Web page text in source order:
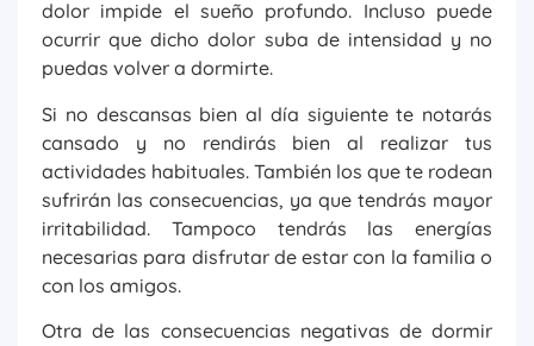
dolor impide el sueño profundo. Incluso puede
ocurrir que dicho dolor suba de intensidad y no
puedas volver a dormirte.
Si no descansas bien al día siguiente te notarás
cansado y no rendirás bien al realizar tus
actividades habituales. También los que te rodean
sufrirán las consecuencias, ya que tendrás mayor
irritabilidad. Tampoco tendrás las energías
necesarias para disfrutar de estar con la familia o
con los amigos.
Otra de las consecuencias negativas de dormir